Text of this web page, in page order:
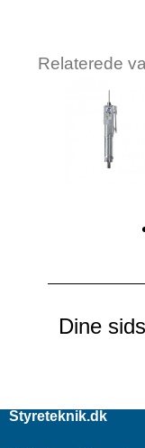
Relaterede
Dine
Styreteknik.dk